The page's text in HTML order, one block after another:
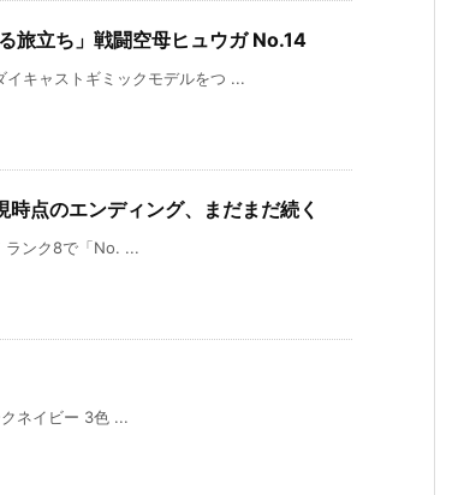
旅立ち」戦闘空母ヒュウガ No.14
キャストギミックモデルをつ ...
点のエンディング、まだまだ続く
ランク8で「No. ...
ネイビー 3色 ...